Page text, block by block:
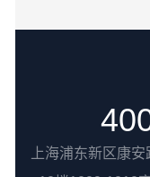
上海浦东新区康